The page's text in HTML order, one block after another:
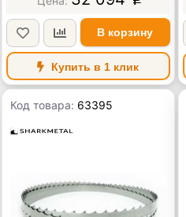
В корзину
Купить в 1 клик
Код товара: 63395